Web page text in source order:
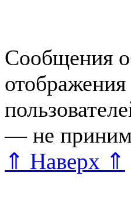
Сообщения
— не
⇑ Наверх ⇑